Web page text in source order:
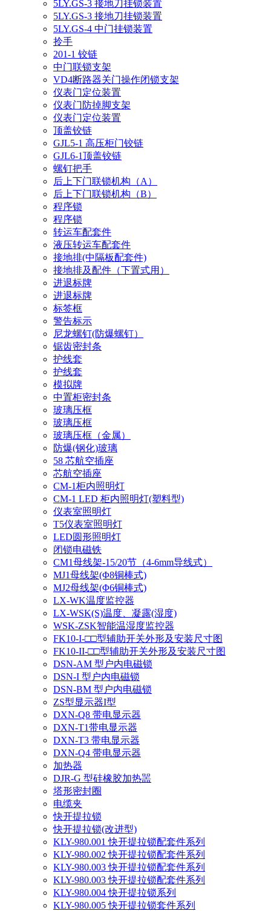
5LY.GS-3 接地刀挂锁装置
5LY.GS-3 接地刀挂锁装置
5LY.GS-4 中门挂锁装置
拎手
201-1 铰链
中门联锁支架
VD4断路器关门操作闭锁支架
仪表门定位装置
仪表门防掉脚支架
仪表门定位装置
顶盖铰链
GJL5-1 高压柜门铰链
GJL6-1顶盖铰链
螺钉把手
后上下门联锁机构（A）
后上下门联锁机构（B）
程序锁
程序锁
转运车配套件
液压转运车配套件
接地排(中隔板配套件)
接地排及配件（下置式用）
进退标牌
进退标牌
标签框
警告标示
尼龙螺钉(防爆螺钉）
锯齿密封条
护线套
护线套
模拟牌
中置柜密封条
玻璃压框
玻璃压框
玻璃压框（金属）
防爆(钢化)玻璃
58 芯航空插座
芯航空插座
CM-1柜内照明灯
CM-1 LED 柜内照明灯(塑料型)
仪表室照明灯
T5仪表室照明灯
LED圆形照明灯
闭锁电磁铁
CM1母线架-15/20节（4-6mm导线式）
MJ1母线架(Φ8铜棒式)
MJ2母线架(Φ6铜棒式)
LX-WK温度监控器
LX-WSK(S)温度、凝露(湿度)
WSK-ZSK智能温湿度监控器
FK10-I-□□型辅助开关外形及安装尺寸图
FK10-II-□□型辅助开关外形及安装尺寸图
DSN-AM 型户内电磁锁
DSN-I 型户内电磁锁
DSN-BM 型户内电磁锁
ZS型显示器I型
DXN-Q8 带电显示器
DXN-T1带电显示器
DXN-T3 带电显示器
DXN-Q4 带电显示器
加热器
DJR-G 型硅橡胶加热噐
塔形密封圈
电缆夹
快开提拉锁
快开提拉锁(改进型)
KLY-980.001 快开提拉锁配套件系列
KLY-980.002 快开提拉锁配套件系列
KLY-980.003 快开提拉锁配套件系列
KLY-980.003 快开提拉锁配套件系列
KLY-980.004 快开提拉锁系列
KLY-980.005 快开提拉锁套件系列